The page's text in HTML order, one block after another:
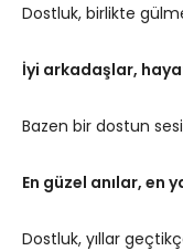
Dostluk, birlikte
İyi arkadaşlar,
Bazen bir dostun
En güzel anılar, en
Dostluk, yıllar